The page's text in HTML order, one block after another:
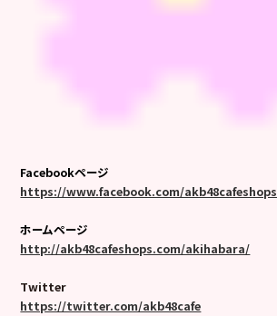
Facebookページ
https://www.facebook.com/akb48cafeshops
ホームページ
http://akb48cafeshops.com/akihabara/
Twitter
https://twitter.com/akb48cafe